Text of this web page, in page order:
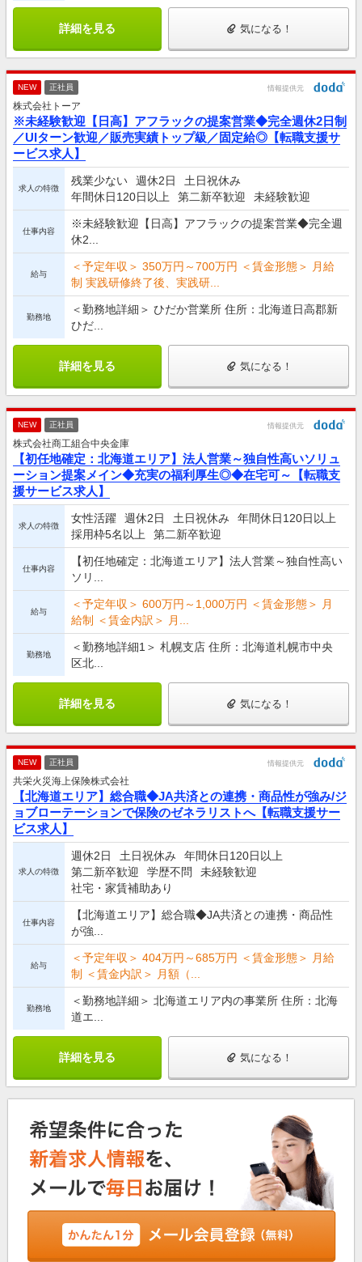
詳細を見る 気になる！
NEW 正社員 情報提供元
株式会社トーア
※未経験歓迎【日高】アフラックの提案営業◆完全週休2日制
／UIターン歓迎／販売実績トップ級／固定給◎【転職支援サ
ービス求人】
求人の特徴
残業少ない 週休2日
土日祝休み
年間休日120日以上
第二新卒歓迎 未経験歓迎
仕事内容
※未経験歓迎【日高】アフラックの提案営業◆完全週
休2...
給与
＜予定年収＞ 350万円～700万円 ＜賃金形態＞ 月給
制 実践研修終了後、実践研...
勤務地
＜勤務地詳細＞ ひだか営業所 住所：北海道日高郡新
ひだ...
詳細を見る 気になる！
NEW 正社員 情報提供元
株式会社商工組合中央金庫
【初任地確定：北海道エリア】法人営業～独自性高いソリュ
ーション提案メイン◆充実の福利厚生◎◆在宅可～【転職支
援サービス求人】
求人の特徴
女性活躍 週休2日 土日祝休み
年間休日120日以上
採用枠5名以上
第二新卒歓迎
仕事内容
【初任地確定：北海道エリア】法人営業～独自性高い
ソリ...
給与
＜予定年収＞ 600万円～1,000万円 ＜賃金形態＞ 月
給制 ＜賃金内訳＞ 月...
勤務地
＜勤務地詳細1＞ 札幌支店 住所：北海道札幌市中央
区北...
詳細を見る 気になる！
NEW 正社員 情報提供元
共栄火災海上保険株式会社
【北海道エリア】総合職◆JA共済との連携・商品性が強み/ジ
ョブローテーションで保険のゼネラリストへ【転職支援サー
ビス求人】
求人の特徴
週休2日 土日祝休み
年間休日120日以上
第二新卒歓迎
学歴不問
未経験歓迎
社宅・家賃補助あり
仕事内容
【北海道エリア】総合職◆JA共済との連携・商品性
が強...
給与
＜予定年収＞ 404万円～685万円 ＜賃金形態＞ 月給
制 ＜賃金内訳＞ 月額（...
勤務地
＜勤務地詳細＞ 北海道エリア内の事業所 住所：北海
道エ...
詳細を見る 気になる！